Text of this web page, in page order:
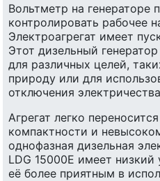
Вольтметр на генераторе
контролировать рабочее
Электроагрегат имеет
Этот дизельный
для различных целей,
природу или для
отключения
Агрегат легко
компактности и
однофазная дизельная
LDG 15000E имеет
её более приятным в